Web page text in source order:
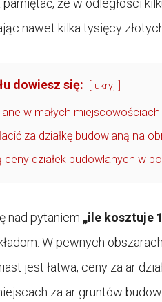
pamiętać, że w odległości
nawet kilka tysięcy
dowiesz się: ukryj
w małych
za działkę budowlaną na
ceny działek budowlanych w
nad pytaniem „ile kosztuje
W pewnych
jest łatwa, ceny za ar
za ar gruntów